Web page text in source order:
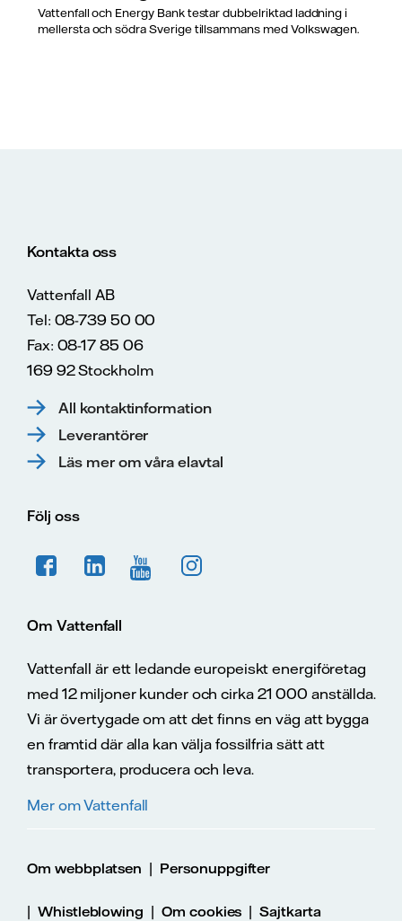
Vattenfall och Energy Bank testar dubbelriktad laddning i
mellersta och södra Sverige tillsammans med Volkswagen.
Kontakta oss
Vattenfall AB
Tel: 08-739 50 00
Fax: 08-17 85 06
169 92 Stockholm
All kontaktinformation
Leverantörer
Läs mer om våra elavtal
Följ oss
Om Vattenfall
Vattenfall är ett ledande europeiskt energiföretag
med 12 miljoner kunder och cirka 21 000 anställda.
Vi är övertygade om att det finns en väg att bygga
en framtid där alla kan välja fossilfria sätt att
transportera, producera och leva.
Mer om Vattenfall
Om webbplatsen | Personuppgifter
| Whistleblowing | Om cookies |Sajtkarta